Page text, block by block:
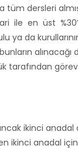
dersleri
ile en üst
da
ikinci
ikinci anadal